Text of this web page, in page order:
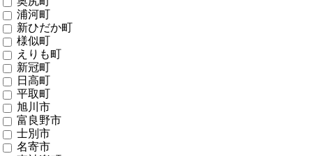
浦河町
新ひだか町
様似町
えりも町
新冠町
日高町
平取町
旭川市
富良野市
士別市
名寄市